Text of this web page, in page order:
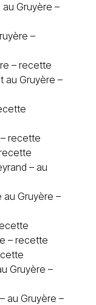
Gruyère –
–
– recette
au Gruyère –
recette
– au
Gruyère –
– recette
Gruyère –
au Gruyère –